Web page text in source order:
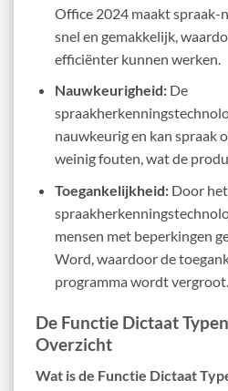
Office 2024 maakt spraak-
snel en gemakkelijk,
efficiënter kunnen werken.
Nauwkeurigheid:De
nauwkeurig en kan spraak
weinig fouten, wat de
Toegankelijkheid:Door het
mensen met beperkingen
Word, waardoor de
programma wordt vergroot.
De Functie Dictaat
Overzicht
Wat is de Functie Dictaat